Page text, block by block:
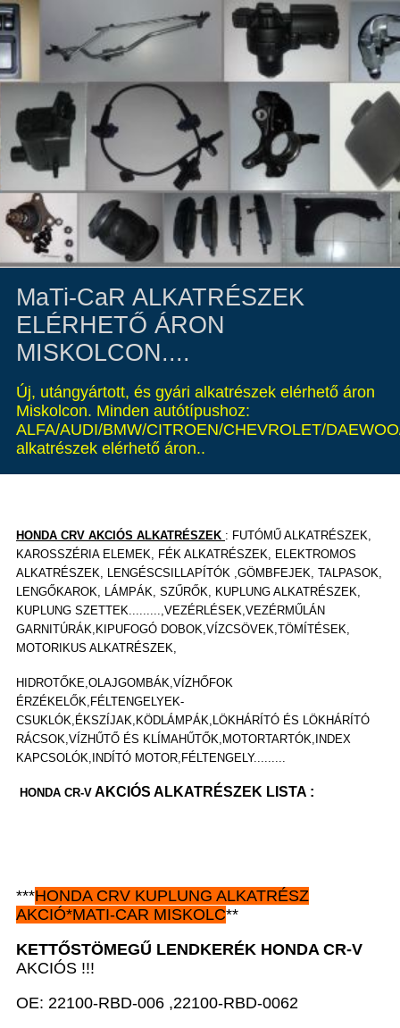
MaTi-CaR ALKATRÉSZEK
ELÉRHETŐ ÁRON
MISKOLCON....
Új, utángyártott, és gyári alkatrészek elérhető áron
Miskolcon. Minden autótípushoz:
ALFA/AUDI/BMW/CITROEN/CHEVROLET/
alkatrészek elérhető áron..
HONDA CRV AKCIÓS ALKATRÉSZEK : FUTÓMŰ ALKATRÉSZEK,
KAROSSZÉRIA ELEMEK, FÉK ALKATRÉSZEK, ELEKTROMOS
ALKATRÉSZEK, LENGÉSCSILLAPÍTÓK ,GÖMBFEJEK, TALPASOK,
LENGŐKAROK, LÁMPÁK, SZŰRŐK, KUPLUNG ALKATRÉSZEK,
KUPLUNG SZETTEK.........,VEZÉRLÉSEK,VEZÉRMŰLÁN
GARNITÚRÁK,KIPUFOGÓ DOBOK,VÍZCSÖVEK,TÖMÍTÉSEK,
MOTORIKUS ALKATRÉSZEK,
HIDROTŐKE,OLAJGOMBÁK,VÍZHŐFOK
ÉRZÉKELŐK,FÉLTENGELYEK-
CSUKLÓK,ÉKSZÍJAK,KÖDLÁMPÁK,LÖKHÁRÍTÓ ÉS LÖKHÁRÍTÓ
RÁCSOK,VÍZHŰTŐ ÉS KLÍMAHŰTŐK,MOTORTARTÓK,INDEX
KAPCSOLÓK,INDÍTÓ MOTOR,FÉLTENGELY.........
HONDA CR-V AKCIÓS ALKATRÉSZEK LISTA :
***HONDA CRV KUPLUNG ALKATRÉSZ
AKCIÓ*MATI-CAR MISKOLC**
KETTŐSTÖMEGŰ LENDKERÉK HONDA CR-V
AKCIÓS !!!
OE: 22100-RBD-006 ,22100-RBD-0062